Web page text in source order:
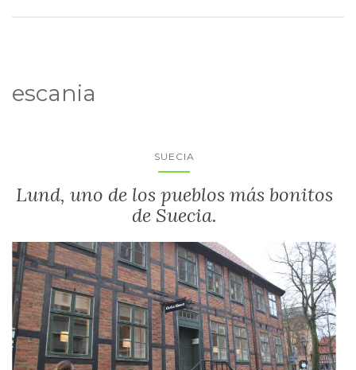
escania
SUECIA
Lund, uno de los pueblos más bonitos
de Suecia.